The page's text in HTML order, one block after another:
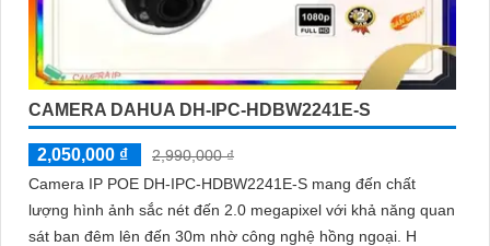
CAMERA DAHUA DH-IPC-HDBW2241E-S
2,050,000 ₫
2,990,000 ₫
Camera IP POE DH-IPC-HDBW2241E-S mang đến chất
lượng hình ảnh sắc nét đến 2.0 megapixel với khả năng quan
sát ban đêm lên đến 30m nhờ công nghệ hồng ngoại. H